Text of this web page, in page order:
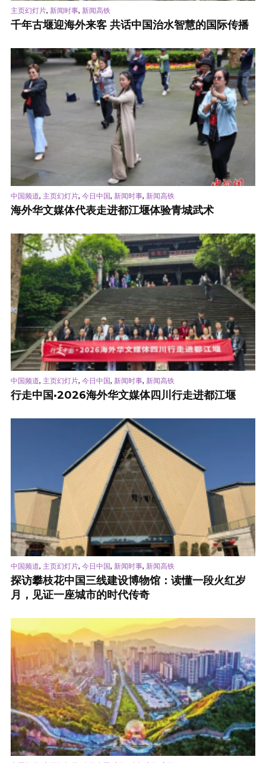
主页幻灯片, 新闻时事, 新闻高铁
千年古堰迎海外来客 共话中国治水智慧的国际传播
中国频道, 主页幻灯片, 今日中国, 新闻时事, 新闻高铁
海外华文媒体代表走进都江堰体验青城武术
中国频道, 主页幻灯片, 今日中国, 新闻时事, 新闻高铁
行走中国·2026海外华文媒体四川行走进都江堰
中国频道, 主页幻灯片, 今日中国, 新闻时事, 新闻高铁
探访攀枝花中国三线建设博物馆：读懂一段火红岁
月，见证一座城市的时代传奇